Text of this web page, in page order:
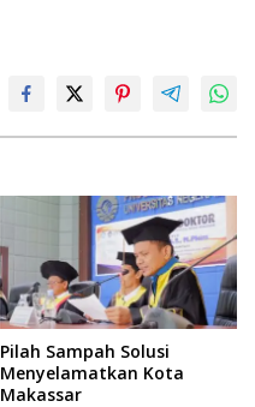
Pilah Sampah Solusi
Menyelamatkan Kota
Makassar